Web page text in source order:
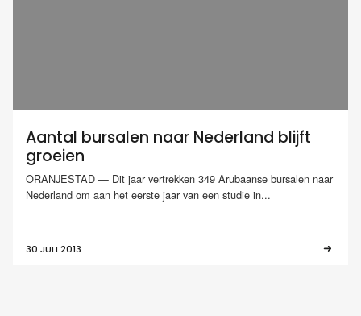
Aantal bursalen naar Nederland blijft
groeien
ORANJESTAD — Dit jaar vertrekken 349 Arubaanse bursalen naar
Nederland om aan het eerste jaar van een studie in...
30 JULI 2013